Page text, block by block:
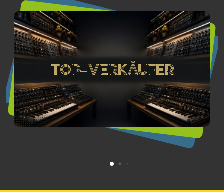
Top-Verkäufer